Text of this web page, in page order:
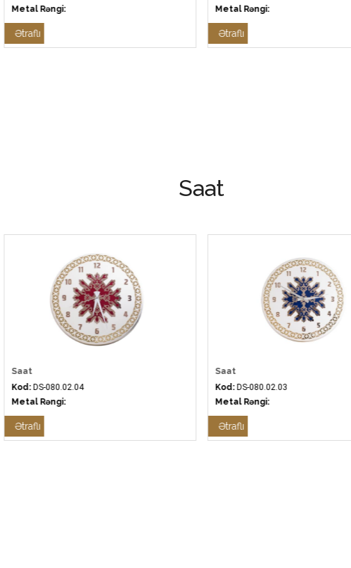
Metal Rəngi:
Ətraflı
Metal Rəngi:
Ətraflı
Saat
Saat
Kod: DS-080.02.04
Metal Rəngi:
Ətraflı
Saat
Kod: DS-080.02.03
Metal Rəngi:
Ətraflı